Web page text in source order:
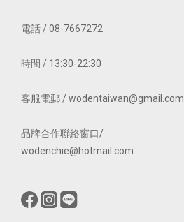
電話 / 08-7667272
時間 / 13:30-22:30
客服電郵 / wodentaiwan@gmail.com
品牌合作聯絡窗口/
wodenchie@hotmail.com